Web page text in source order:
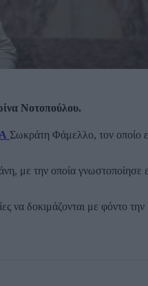
Νοτοπούλου.
Σωκράτη Φάμελλο, τον οποίο
με την οποία γνωστοποίησε
να δοκιμάζονται με φόντο την